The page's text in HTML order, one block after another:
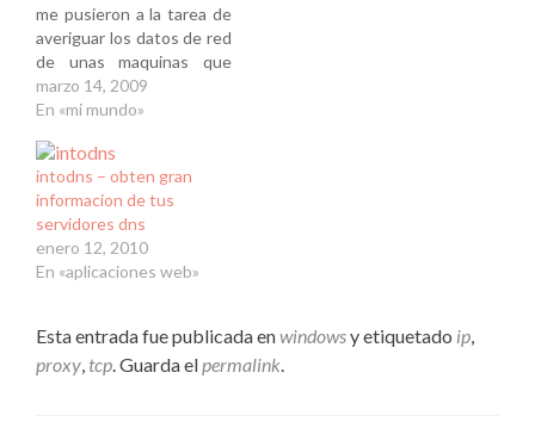
me pusieron a la tarea de
averiguar los datos de red
de unas maquinas que
usaban Windows 98,
como el usuario normal de
acceso a “mi PC” me era
imposible ver los datos, a
parte la consola no la
encontraba,…
marzo 14, 2009
En «mi mundo»
intodns – obten gran
informacion de tus
servidores dns
enero 12, 2010
En «aplicaciones web»
Esta entrada fue publicada enwindowsy etiquetado ip,
proxy, tcp. Guarda elpermalink.